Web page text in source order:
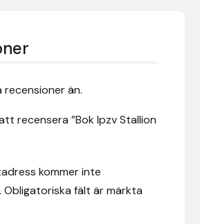
recensioner än.
recensera ”Bok Ipzv Stallion
kommer inte
Obligatoriska fält är märkta